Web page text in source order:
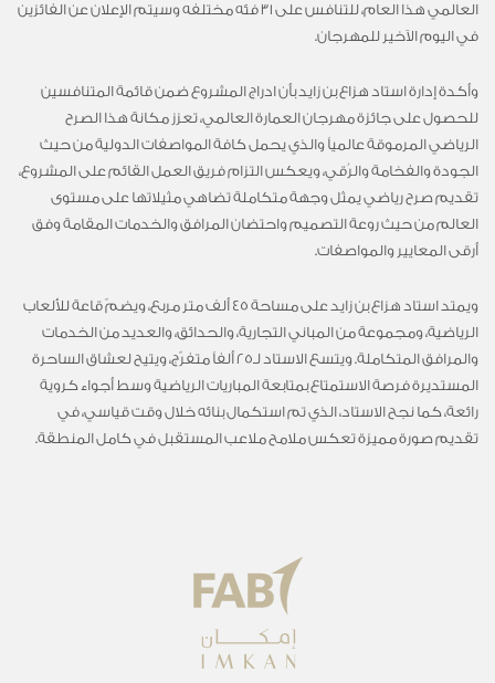
العالمي هذا العام، للتنافس على 31 فئه مختلفه وسيتم الإعلان عن الفائزين
في اليوم الآخير للمهرجان.
وأكدة إدارة استاد هزاع بن زايد بأن ادراج المشروع ضمن قائمة المتنافسين
للحصول على جائزة مهرجان العمارة العالمي، تعزز مكانة هذا الصرح
الرياضي المرموقة عالمياً والذي يحمل كافة المواصفات الدولية من حيث
الجودة والفخامة والرُقي، ويعكس التزام فريق العمل القائم على المشروع،
تقديم صرح رياضي يمثل وجهة متكاملة تضاهي مثيلاتها على مستوى
العالم من حيث روعة التصميم واحتضان المرافق والخدمات المقامة وفق
أرقى المعايير والمواصفات.
ويمتد استاد هزاع بن زايد على مساحة 45 ألف متر مربع، ويضمّ قاعة للألعاب
الرياضية، ومجموعة من المباني التجارية، والحدائق، والعديد من الخدمات
والمرافق المتكاملة. ويتسع الاستاد لـ25 ألفاً متفرّج، ويتيح لعشاق الساحرة
المستديرة فرصة الاستمتاع بمتابعة المباريات الرياضية وسط أجواء كروية
رائعة، كما نجح الاستاد، الذي تم استكمال بنائه خلال وقت قياسي، في
تقديم صورة مميزة تعكس ملامح ملاعب المستقبل في كامل المنطقة.